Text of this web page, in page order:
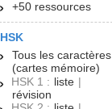
+50 ressources
HSK
Tous les caractères
(cartes mémoire)
HSK 1 : liste |
révision